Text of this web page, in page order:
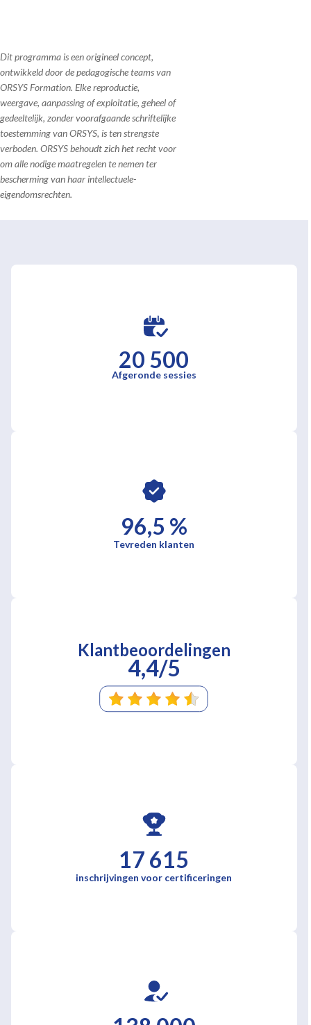
Dit programma is een origineel concept,
ontwikkeld door de pedagogische teams van
ORSYS Formation. Elke reproductie,
weergave, aanpassing of exploitatie, geheel of
gedeeltelijk, zonder voorafgaande schriftelijke
toestemming van ORSYS, is ten strengste
verboden. ORSYS behoudt zich het recht voor
om alle nodige maatregelen te nemen ter
bescherming van haar intellectuele-
eigendomsrechten.
20 500
Afgeronde sessies
96,5 %
Tevreden klanten
Klantbeoordelingen
4,4/5
17 615
inschrijvingen voor certificeringen